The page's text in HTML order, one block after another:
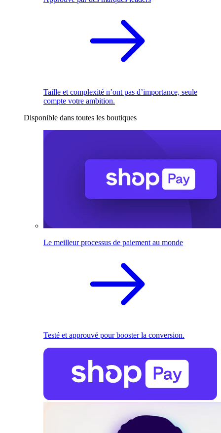
Taille et complexité n’ont pas d’importance, seule
compte votre ambition.
Disponible dans toutes les boutiques
Le meilleur processus de paiement au monde
Testé et approuvé pour booster la conversion.